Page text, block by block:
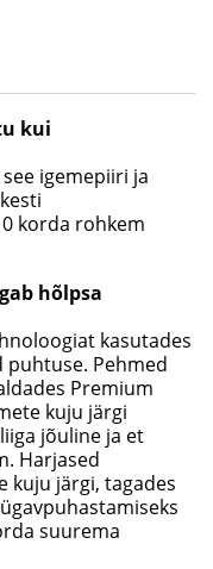
kui
igemepiiri ja
korda rohkem
hõlpsa
kasutades
Pehmed
Premium
kuju järgi
jõuline ja et
Harjased
kuju järgi, tagades
suurema